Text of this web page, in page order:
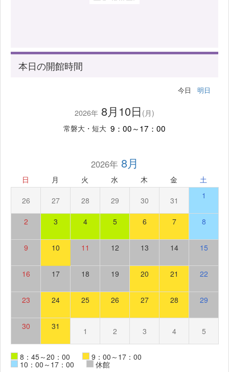
本日の開館時間
今日 明日
2026年 8月10日 (月)
常磐大・短大 9：00～17：00
2026年8月
日 月 火 水 木 金 土
26 27 28 29 30 31 1
2 3 4 5 6 7 8
9 10 11 12 13 14 15
16 17 18 19 20 21 22
23 24 25 26 27 28 29
30 31 1 2 3 4 5
8：45～20：00 9：00～17：00
10：00～17：00
休館